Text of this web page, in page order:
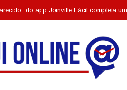
Joinville Fácil completa um mês |